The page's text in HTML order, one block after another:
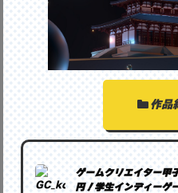
作品
ゲームクリエイター甲
円！学生インディーゲ